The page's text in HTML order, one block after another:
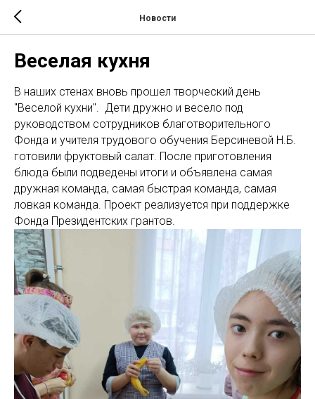
Новости
Веселая кухня
В наших стенах вновь прошел творческий день
"Веселой кухни". Дети дружно и весело под
руководством сотрудников благотворительного
Фонда и учителя трудового обучения Берсиневой Н.Б.
готовили фруктовый салат. После приготовления
блюда были подведены итоги и объявлена самая
дружная команда, самая быстрая команда, самая
ловкая команда. Проект реализуется при поддержке
Фонда Президентских грантов.